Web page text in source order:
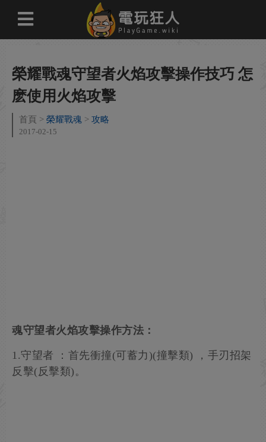
榮耀戰魂守望者火焰攻擊操作技巧 怎
麽使用火焰攻擊
首頁 榮耀戰魂 攻略
2017-02-15
魂守望者火焰攻擊操作方法：
1.守望者 ：首先衝撞(可蓄力)(撞擊類) ，手刃招架
反擊(反擊類)。